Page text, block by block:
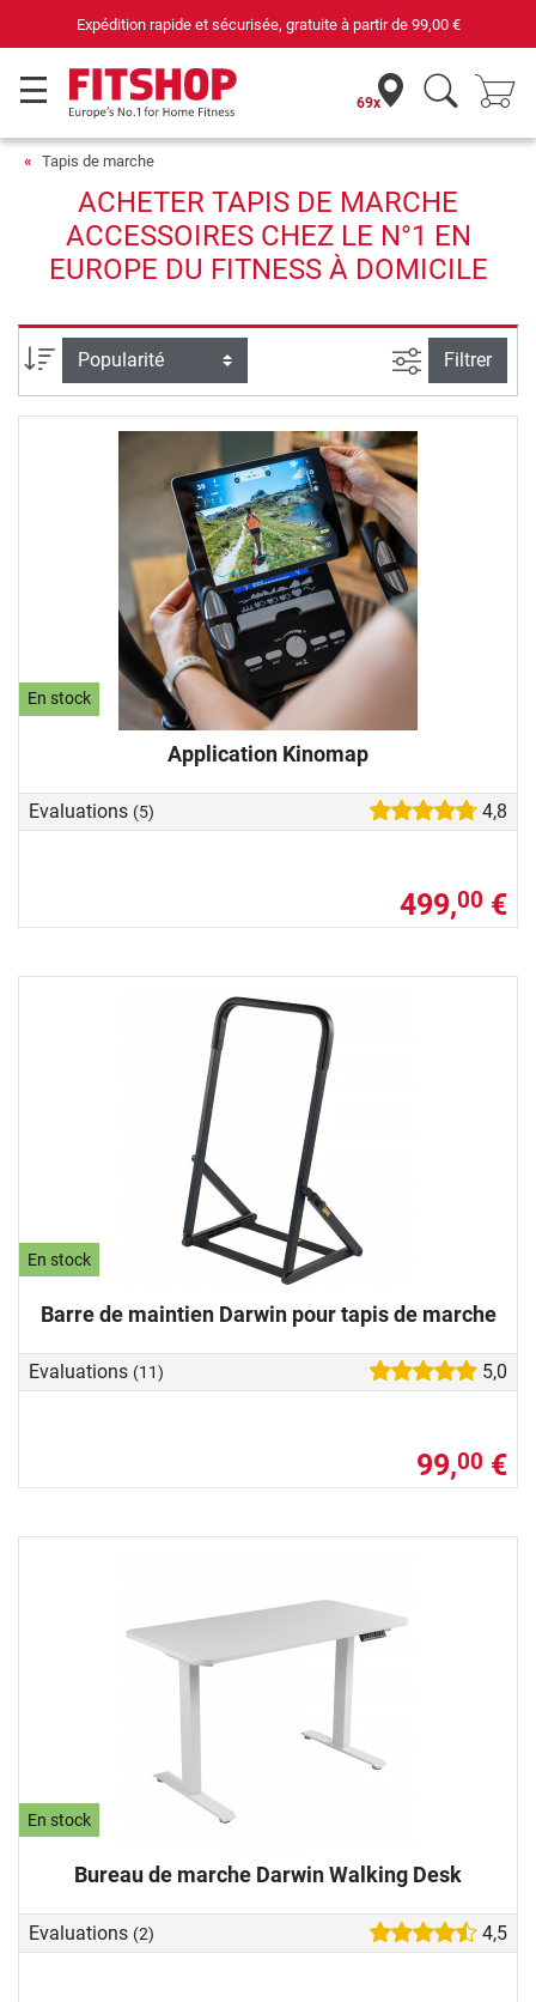
Expédition rapide et sécurisée, gratuite à partir de 99,00 €
69x
Tapis de marche
ACHETER TAPIS DE MARCHE
ACCESSOIRES CHEZ LE N°1 EN
EUROPE DU FITNESS À DOMICILE
Trier par Filtrer la
Filtrer
En stock
Application Kinomap
Evaluations (5) 4,8
499,00 €
En stock
Barre de maintien Darwin pour tapis de marche
Evaluations (11) 5,0
99,00 €
En stock
Bureau de marche Darwin Walking Desk
Evaluations (2) 4,5